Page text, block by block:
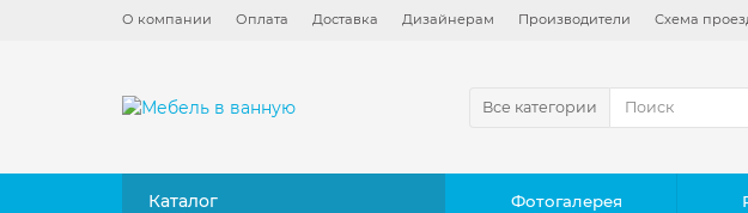
О компании Оплата Доставка Дизайнерам Производители Схема
Все категории
Каталог Фотогалерея